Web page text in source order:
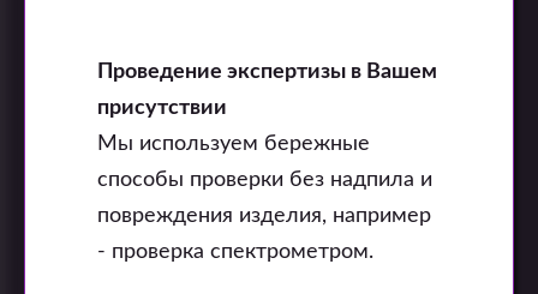
Проведение экспертизы в Вашем
присутствии
Мы используем бережные
способы проверки без надпила и
повреждения изделия, например
- проверка спектрометром.